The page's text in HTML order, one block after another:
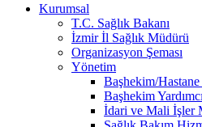
Kurumsal
T.C. Sağlık Bakanı
İzmir İl Sağlık Müdürü
Organizasyon Şeması
Yönetim
Başhekim/
Başhekim
İdari ve Mali İşler